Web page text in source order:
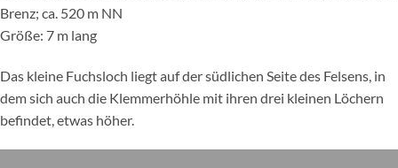
Brenz; ca. 520 m NN
Größe: 7 m lang
Das kleine Fuchsloch liegt auf der südlichen Seite des Felsens, in
dem sich auch die Klemmerhöhle mit ihren drei kleinen Löchern
befindet, etwas höher.